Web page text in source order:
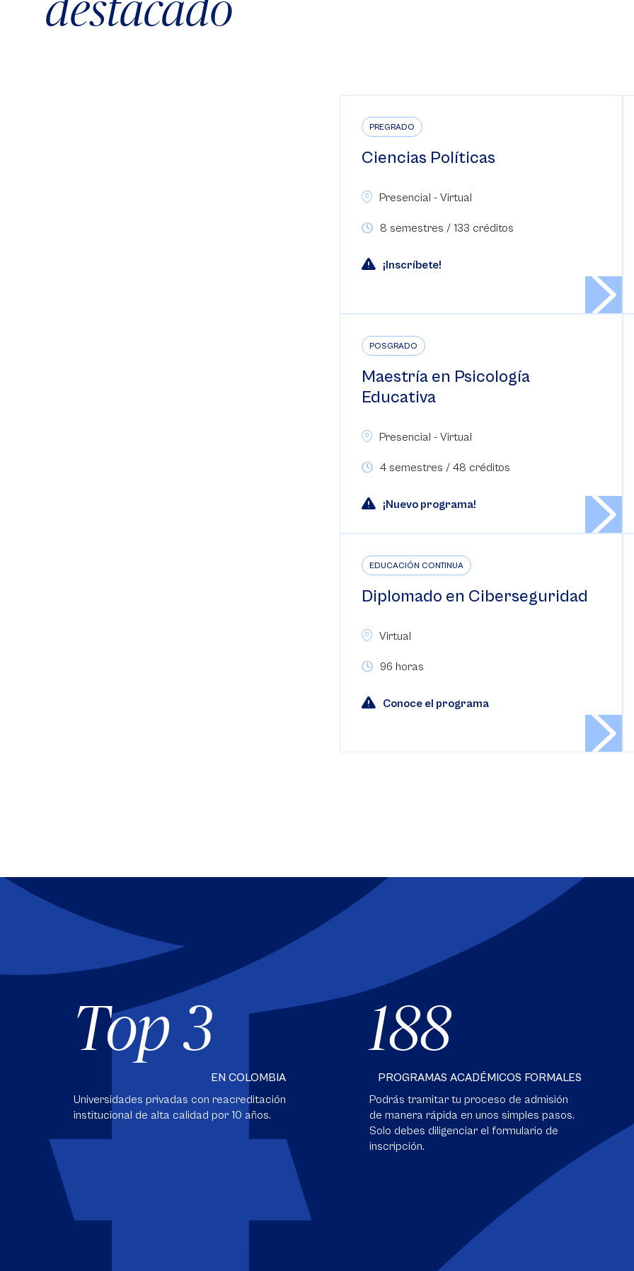
PREGRADO
Ciencias Políticas
Presencial - Virtual
8 semestres / 133 créditos
¡Inscríbete!
POSGRADO
Maestría en Psicología
Educativa
Presencial - Virtual
4 semestres / 48 créditos
¡Nuevo programa!
EDUCACIÓN CONTINUA
Diplomado en Ciberseguridad
Virtual
96 horas
Conoce el programa
Top 3
EN COLOMBIA
Universidades privadas con reacreditación
institucional de alta calidad por 10 años.
188
PROGRAMAS ACADÉMICOS FORMALES
Podrás tramitar tu proceso de admisión
de manera rápida en unos simples pasos.
Solo debes diligenciar el formulario de
inscripción.